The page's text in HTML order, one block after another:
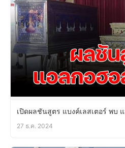
เปิดผลชันสูตร แบงค์เลสเตอร์ พบ
27 ธ.ค. 2024